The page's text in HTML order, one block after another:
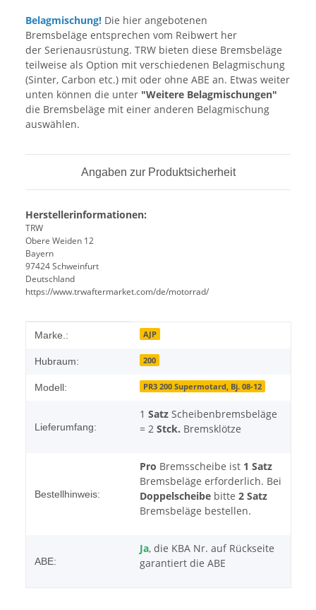
Belagmischung! Die hier angebotenen
Bremsbeläge entsprechen vom Reibwert her
der Serienausrüstung. TRW bieten diese Bremsbeläge
teilweise als Option mit verschiedenen Belagmischung
(Sinter, Carbon etc.) mit oder ohne ABE an. Etwas weiter
unten können die unter "Weitere Belagmischungen"
die Bremsbeläge mit einer anderen Belagmischung
auswählen.
Angaben zur Produktsicherheit
Herstellerinformationen:
TRW
Obere Weiden 12
Bayern
97424 Schweinfurt
Deutschland
https://www.trwaftermarket.com/de/motorrad/
Produkteigenschaft
Wert
Marke.: AJP
Hubraum: 200
Modell: PR3 200 Supermotard, Bj. 08-12
Lieferumfang:
1 Satz Scheibenbremsbeläge
= 2 Stck. Bremsklötze
Bestellhinweis:
Pro Bremsscheibe ist 1 Satz
Bremsbeläge erforderlich. Bei
Doppelscheibe bitte 2 Satz
Bremsbeläge bestellen.
ABE:
Ja, die KBA Nr. auf Rückseite
garantiert die ABE